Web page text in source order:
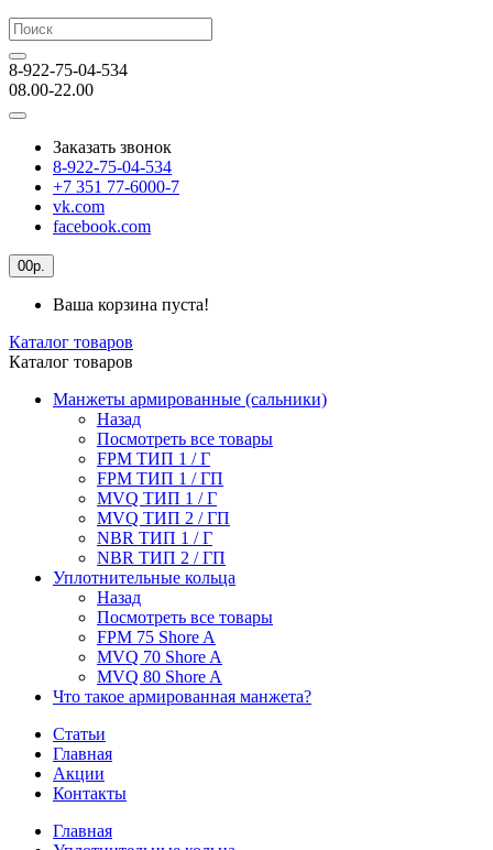
8-922-75-04-534
08.00-22.00
Заказать звонок
8-922-75-04-534
+7 351 77-6000-7
vk.com
facebook.com
00р.
Ваша корзина пуста!
Каталог товаров
Каталог товаров
Манжеты армированные (сальники)
Назад
Посмотреть все товары
FPM ТИП 1 / Г
FPM ТИП 1 / ГП
MVQ ТИП 1 / Г
MVQ ТИП 2 / ГП
NBR ТИП 1 / Г
NBR ТИП 2 / ГП
Уплотнительные кольца
Назад
Посмотреть все товары
FPM 75 Shore A
MVQ 70 Shore A
MVQ 80 Shore A
Что такое армированная манжета?
Статьи
Главная
Акции
Контакты
Главная